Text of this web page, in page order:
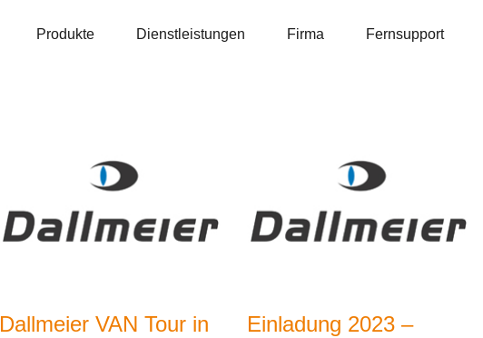
Produkte Dienstleistungen Firma Fernsupport
Dallmeier VAN Tour in
Einladung 2023 –